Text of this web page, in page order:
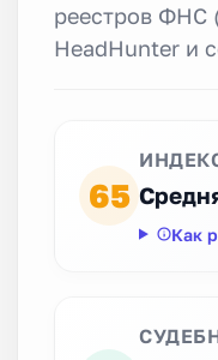
реестров ФНС
HeadHunter и
65
Как